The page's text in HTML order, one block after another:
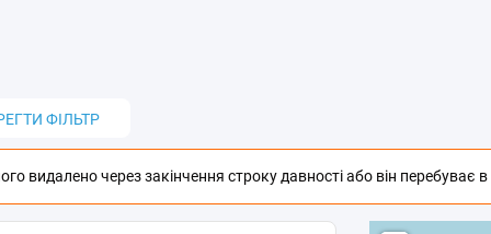
ФІЛЬТР
видалено через закінчення строку давності або він перебуває в